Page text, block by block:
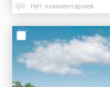
Нет комментариев